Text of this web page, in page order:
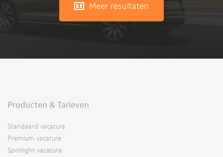
Meer resultaten
Producten & Tarieven
Standaard vacature
Premium vacature
Spotlight vacature